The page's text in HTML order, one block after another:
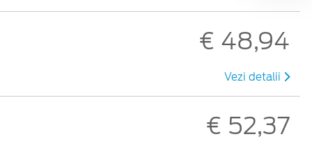
€ 48,94
Vezi detalii
€ 52,37